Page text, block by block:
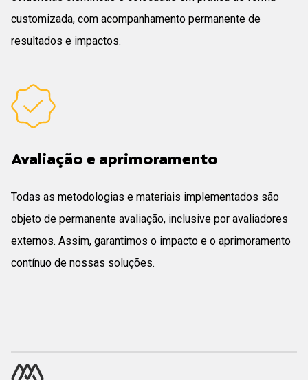
customizada, com acompanhamento permanente de
resultados e impactos.
Avaliação e aprimoramento
Todas as metodologias e materiais implementados são
objeto de permanente avaliação, inclusive por avaliadores
externos. Assim, garantimos o impacto e o aprimoramento
contínuo de nossas soluções.